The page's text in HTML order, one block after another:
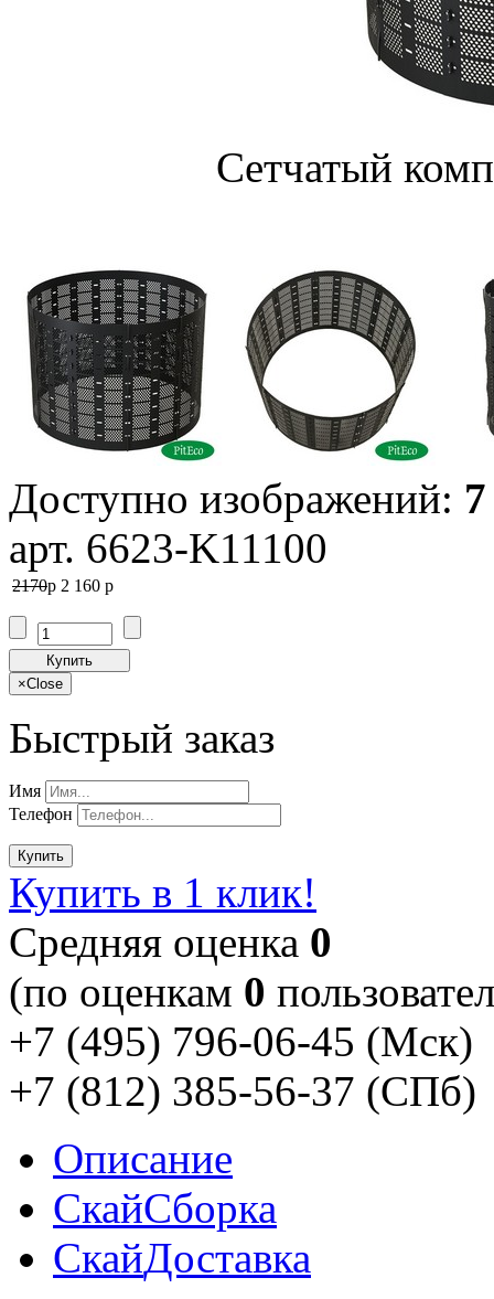
Сетчатый
Доступно изображений: 7
арт. 6623-K11100
2170p 2 160 p
Купить
×Close
Быстрый заказ
Имя
Телефон
Купить
Купить в 1 клик!
Cредняя оценка 0
(по оценкам 0
+7 (495) 796-06-45 (Мск)
+7 (812) 385-56-37 (СПб)
Описание
СкайСборка
СкайДоставка